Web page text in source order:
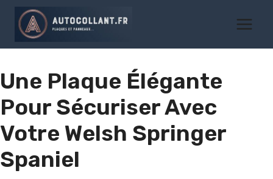
Aller
contenu
Une Plaque Élégante
Pour Sécuriser Avec
Votre Welsh Springer
Spaniel